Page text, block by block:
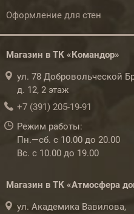
Оформление для стен
Магазин в ТК «Командор»
ул. 78 Добровольческой
д. 12, 2 этаж
+7 (391) 205-19-91
Режим работы:
Пн.—сб. с 10.00 до 20.00
Вс. с 10.00 до 19.00
Магазин в ТК «Атмосфера
ул. Академика Вавилова,